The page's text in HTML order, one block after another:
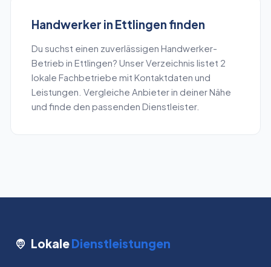
Handwerker in Ettlingen finden
Du suchst einen zuverlässigen Handwerker-
Betrieb in Ettlingen? Unser Verzeichnis listet 2
lokale Fachbetriebe mit Kontaktdaten und
Leistungen. Vergleiche Anbieter in deiner Nähe
und finde den passenden Dienstleister.
LokaleDienstleistungen